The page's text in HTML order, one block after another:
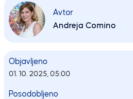
Avtor
Andreja Comino
Objavljeno
01. 10. 2025, 05:00
Posodobljeno